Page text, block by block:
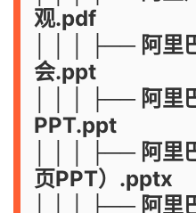
观.pdf
│ │ │ ├── 阿里
会.ppt
│ │ │ ├── 阿里
PPT.ppt
│ │ │ ├── 阿里
页PPT）.pptx
│ │ │ ├── 阿里